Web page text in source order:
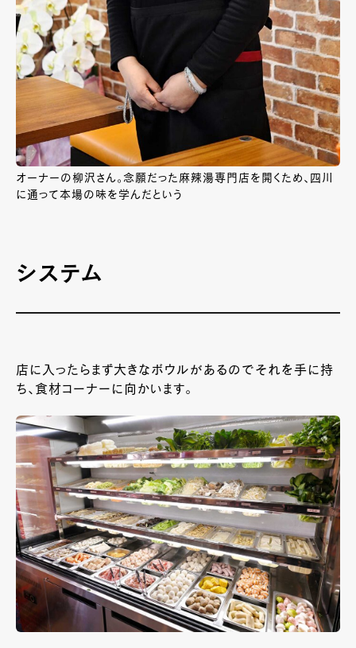
オーナーの柳沢さん。念願だった麻辣湯専門店を開くため、四川
に通って本場の味を学んだという
システム
店に入ったらまず大きなボウルがあるのでそれを手に持
ち、食材コーナーに向かいます。